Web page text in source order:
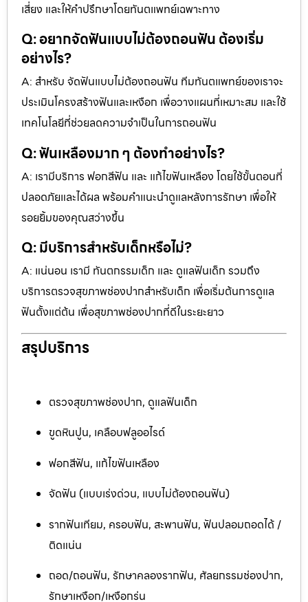
เสี่ยง และให้คำปรึกษาโดยทันตแพทย์เฉพาะทาง
Q: อยากจัดฟันแบบไม่ต้องถอนฟัน ต้องเริ่ม
อย่างไร?
A: สำหรับ จัดฟันแบบไม่ต้องถอนฟัน ทีมทันตแพทย์ของเราจะ
ประเมินโครงสร้างฟันและเหงือก เพื่อวางแผนที่เหมาะสม และใช้
เทคโนโลยีที่ช่วยลดความจำเป็นในการถอนฟัน
Q: ฟันเหลืองมาก ๆ ต้องทำอย่างไร?
A: เรามีบริการ ฟอกสีฟัน และ แก้ไขฟันเหลือง โดยใช้ขั้นตอนที่
ปลอดภัยและได้ผล พร้อมคำแนะนำดูแลหลังการรักษา เพื่อให้
รอยยิ้มของคุณสว่างขึ้น
Q: มีบริการสำหรับเด็กหรือไม่?
A: แน่นอน เรามี ทันตกรรมเด็ก และ ดูแลฟันเด็ก รวมถึง
บริการตรวจสุขภาพช่องปากสำหรับเด็ก เพื่อเริ่มต้นการดูแล
ฟันตั้งแต่ต้น เพื่อสุขภาพช่องปากที่ดีในระยะยาว
สรุปบริการ
ตรวจสุขภาพช่องปาก, ดูแลฟันเด็ก
ขูดหินปูน, เคลือบฟลูออไรด์
ฟอกสีฟัน, แก้ไขฟันเหลือง
จัดฟัน (แบบเร่งด่วน, แบบไม่ต้องถอนฟัน)
รากฟันเทียม, ครอบฟัน, สะพานฟัน, ฟันปลอมถอดได้ /
ติดแน่น
ถอด/ถอนฟัน, รักษาคลองรากฟัน, ศัลยกรรมช่องปาก,
รักษาเหงือก/เหงือกร่น